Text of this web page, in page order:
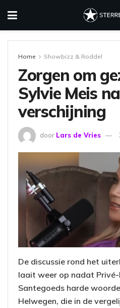
Home Showbizz & Roddel
Zorgen om
Sylvie Meis
verschijning
door Lars de Vries
De discussie rond het
laait weer op nadat
Santegoeds harde
Helwegen, die in de